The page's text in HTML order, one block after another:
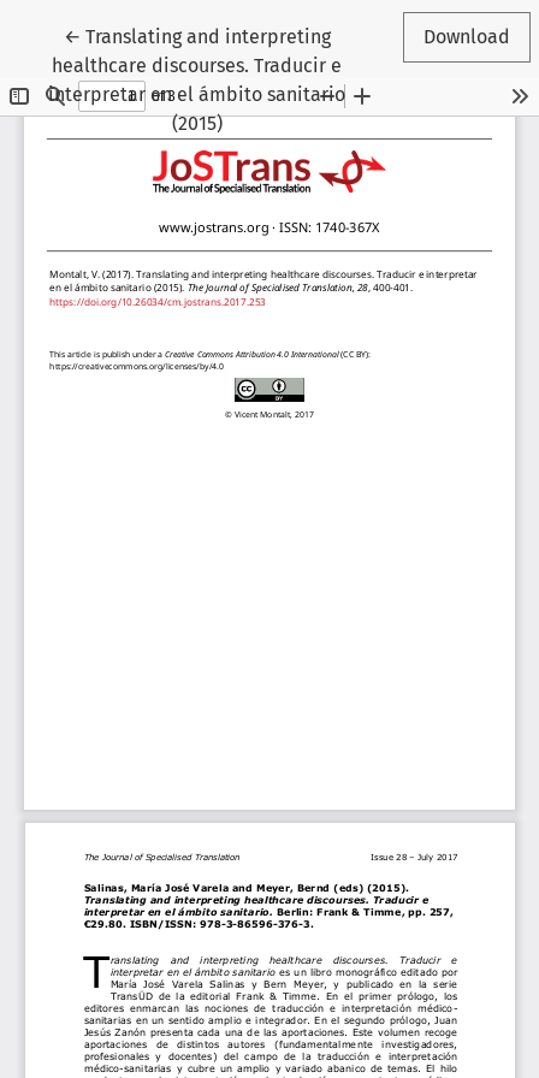
← Return to Article Details
Translating and interpreting
healthcare discourses. Traducir e
interpretar en el ámbito sanitario
(2015)
Download